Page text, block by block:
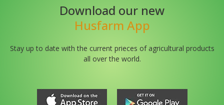
Download our new
Husfarm App
Stay up to date with the current prieces of agricultural products
all over the world.